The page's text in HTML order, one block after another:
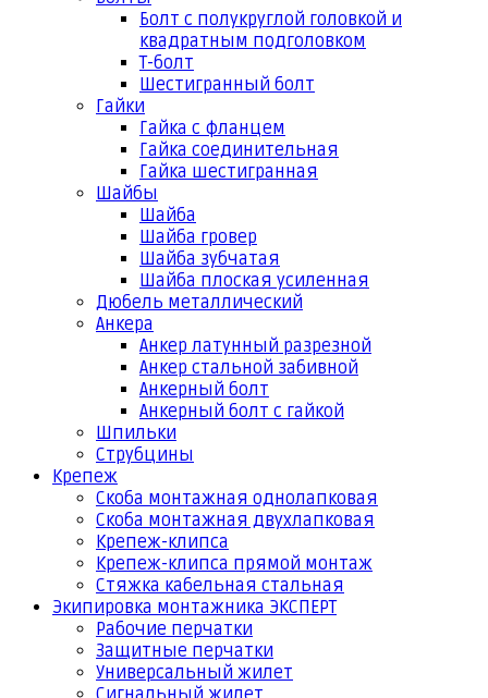
Болт с полукруглой головкой и
квадратным подголовком
Т-болт
Шестигранный болт
Гайки
Гайка с фланцем
Гайка соединительная
Гайка шестигранная
Шайбы
Шайба
Шайба гровер
Шайба зубчатая
Шайба плоская усиленная
Дюбель металлический
Анкера
Анкер латунный разрезной
Анкер стальной забивной
Анкерный болт
Анкерный болт с гайкой
Шпильки
Струбцины
Крепеж
Скоба монтажная однолапковая
Скоба монтажная двухлапковая
Крепеж-клипса
Крепеж-клипса прямой монтаж
Стяжка кабельная стальная
Экипировка монтажника ЭКСПЕРТ
Рабочие перчатки
Защитные перчатки
Универсальный жилет